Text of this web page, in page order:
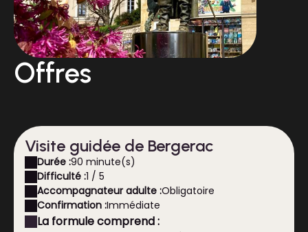
Offres
Visite guidée de Bergerac
Durée :90 minute(s)
Difficulté :1 / 5
Accompagnateur adulte :Obligatoire
Confirmation :Immédiate
La formule comprend :